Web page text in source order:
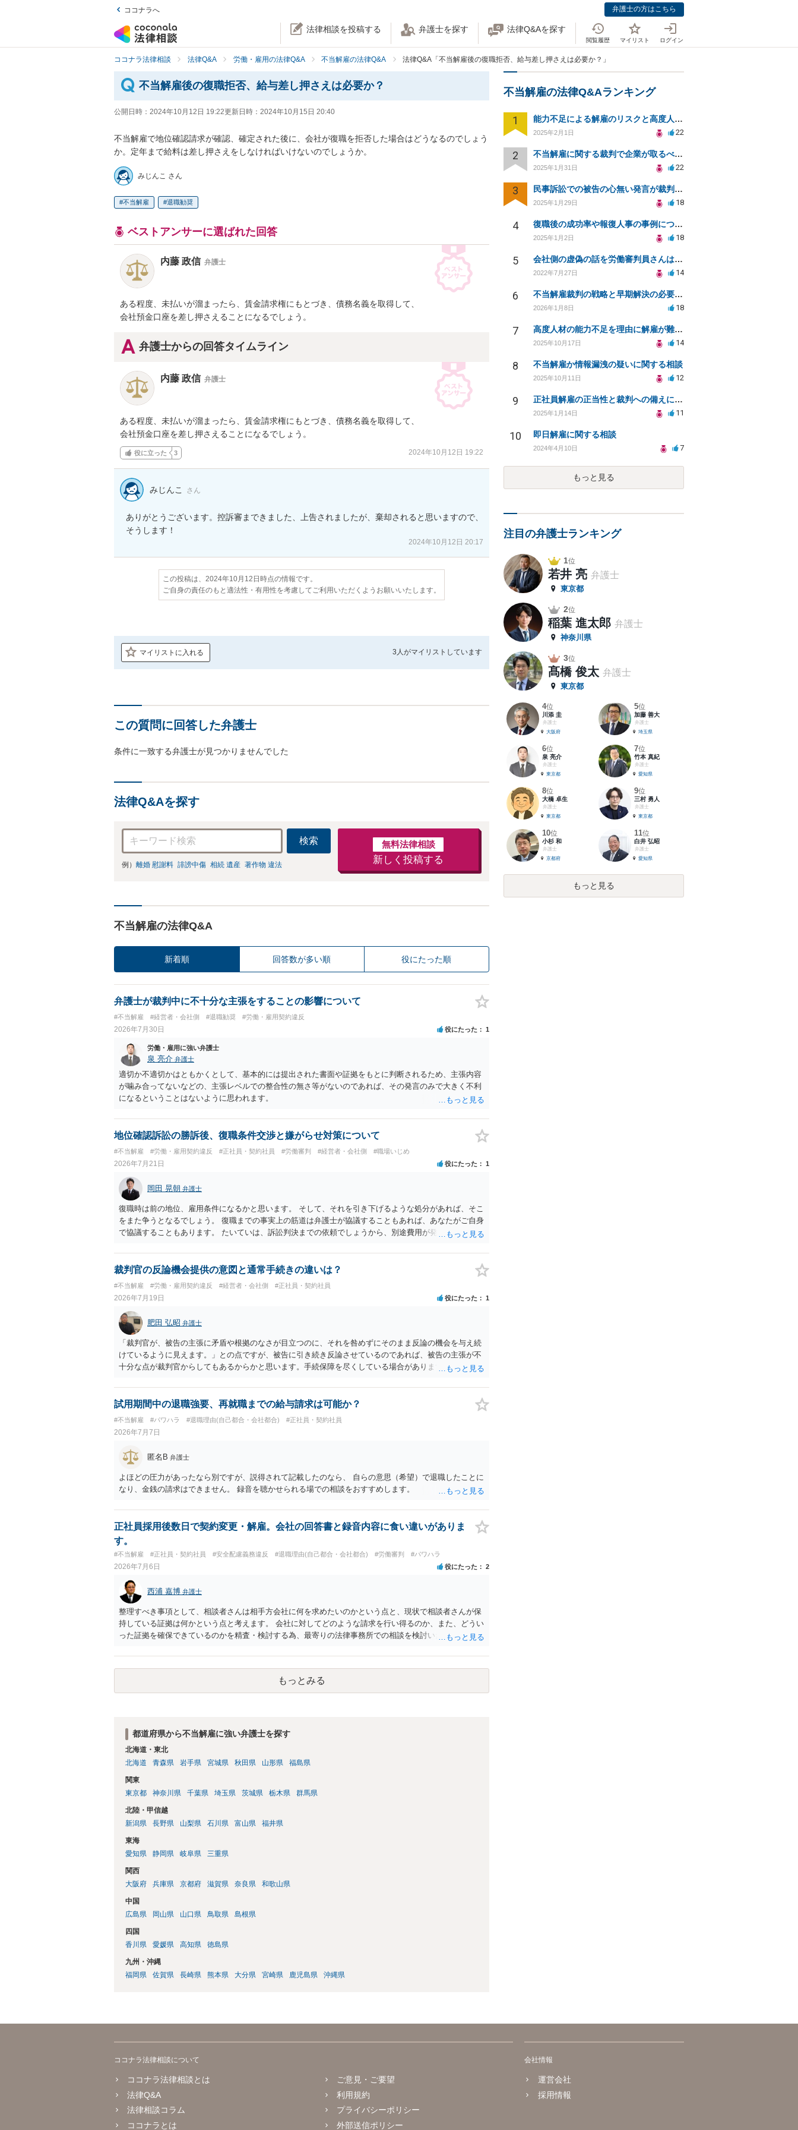
ココナラへ 弁護士の方はこちら
法律相談を投稿する 弁護士を探す 法律Q&Aを探す
閲覧履歴 マイリスト ログイン
ココナラ法律相談 法律Q&A 労働・雇用の法律Q&A 不当解雇の法律Q&A 法律Q&A「不当解雇後の復職拒否、給与差し押さえは必要か？」
不当解雇後の復職拒否、給与差し押さえは必要か？
公開日時： 2024年10月12日 19:22更新日時： 2024年10月15日 20:40
不当解雇で地位確認請求が確認、確定された後に、会社が復職を拒否した場合はどうなるのでしょう
か。定年まで給料は差し押さえをしなければいけないのでしょうか。
みじんこ さん
不当解雇 退職勧奨
ベストアンサーに選ばれた回答
内藤 政信 弁護士
ある程度、未払いが溜まったら、賃金請求権にもとづき、債務名義を取得して、
会社預金口座を差し押さえることになるでしょう。
弁護士からの回答タイムライン
内藤 政信 弁護士
ある程度、未払いが溜まったら、賃金請求権にもとづき、債務名義を取得して、
会社預金口座を差し押さえることになるでしょう。
役に立った 3 2024年10月12日 19:22
みじんこ さん
ありがとうございます。控訴審まできました、上告されましたが、棄却されると思いますので、
そうします！
2024年10月12日 20:17
この投稿は、2024年10月12日時点の情報です。
ご自身の責任のもと適法性・有用性を考慮してご利用いただくようお願いいたします。
マイリストに入れる 3人がマイリストしています
この質問に回答した弁護士
条件に一致する弁護士が見つかりませんでした
法律Q&Aを探す
検索
例） 離婚 慰謝料 誹謗中傷 相続 遺産 著作物 違法
無料法律相談
新しく投稿する
不当解雇の法律Q&A
新着順 回答数が多い順 役にたった順
弁護士が裁判中に不十分な主張をすることの影響について
#不当解雇 #経営者・会社側 #退職勧奨 #労働・雇用契約違反
2026年7月30日 役にたった 1
労働・雇用に強い弁護士
泉 亮介 弁護士
適切か不適切かはともかくとして、基本的には提出された書面や証拠をもとに判断されるため、主張内容
が噛み合ってないなどの、主張レベルでの整合性の無さ等がないのであれば、その発言のみで大きく不利
になるということはないように思われます。
地位確認訴訟の勝訴後、復職条件交渉と嫌がらせ対策について
#不当解雇 #労働・雇用契約違反 #正社員・契約社員 #労働審判 #経営者・会社側 #職場いじめ
2026年7月21日 役にたった 1
岡田 晃朝 弁護士
復職時は前の地位、雇用条件になるかと思います。 そして、それを引き下げるような処分があれば、そこ
をまた争うとなるでしょう。 復職までの事実上の筋道は弁護士が協議することもあれば、あなたがご自身
で協議することもあります。 たいていは、訴訟判決までの依頼でしょうから、別途費用が発生することも
裁判官の反論機会提供の意図と通常手続きの違いは？
#不当解雇 #労働・雇用契約違反 #経営者・会社側 #正社員・契約社員
2026年7月19日 役にたった 1
肥田 弘昭 弁護士
「裁判官が、被告の主張に矛盾や根拠のなさが目立つのに、それを咎めずにそのまま反論の機会を与え続
けているように見えます。」との点ですが、被告に引き続き反論させているのであれば、被告の主張が不
十分な点が裁判官からしてもあるからかと思います。手続保障を尽くしている場合があります。被告がこ
試用期間中の退職強要、再就職までの給与請求は可能か？
#不当解雇 #パワハラ #退職理由(自己都合・会社都合) #正社員・契約社員
2026年7月7日
匿名B 弁護士
よほどの圧力があったなら別ですが、説得されて記載したのなら、 自らの意思（希望）で退職したことに
なり、金銭の請求はできません。 録音を聴かせられる場での相談をおすすめします。
正社員採用後数日で契約変更・解雇。会社の回答書と録音内容に食い違いがありま
す。
#不当解雇 #正社員・契約社員 #安全配慮義務違反 #退職理由(自己都合・会社都合) #労働審判 #パワハラ
2026年7月6日 役にたった 2
西浦 嘉博 弁護士
整理すべき事項として、相談者さんは相手方会社に何を求めたいのかという点と、現状で相談者さんが保
持している証拠は何かという点と考えます。 会社に対してどのような請求を行い得るのか、また、どうい
った証拠を確保できているのかを精査・検討する為、最寄りの法律事務所での相談を検討いただければと
もっとみる
都道府県から不当解雇に強い弁護士を探す
北海道・東北
北海道
青森県 岩手県 宮城県 秋田県 山形県 福島県
関東
東京都
神奈川県 千葉県 埼玉県 茨城県 栃木県 群馬県
北陸・甲信越
新潟県
長野県 山梨県 石川県 富山県 福井県
東海
愛知県
静岡県 岐阜県 三重県
関西
大阪府
兵庫県 京都府 滋賀県 奈良県 和歌山県
中国
広島県
岡山県 山口県 鳥取県 島根県
四国
香川県
愛媛県 高知県 徳島県
九州・沖縄
福岡県
佐賀県 長崎県 熊本県 大分県 宮崎県 鹿児島県 沖縄県
不当解雇の法律Q&Aランキング
1 能力不足による解雇のリスクと高度人材採用の注意点とは？
2025年2月1日 22
2 不当解雇に関する裁判で企業が取るべき対応とは？
2025年1月31日 22
3 民事訴訟での被告の心無い発言が裁判に与える影響は？
2025年1月29日 18
4 復職後の成功率や報復人事の事例について教えてください
2025年1月2日 18
5 会社側の虚偽の話を労働審判員さんは鵜呑みにして騙されてしまいました。
2022年7月27日 14
6 不当解雇裁判の戦略と早期解決の必要性についての相談
2026年1月8日 18
7 高度人材の能力不足を理由に解雇が難しいのはなぜ？
2025年10月17日 14
8 不当解雇か情報漏洩の疑いに関する相談
2025年10月11日 12
9 正社員解雇の正当性と裁判への備えについての相談
2025年1月14日 11
10 即日解雇に関する相談
2024年4月10日 7
もっと見る
注目の弁護士ランキング
1位
若井 亮 弁護士
東京都
2位
稲葉 進太郎 弁護士
神奈川県
3位
髙橋 俊太 弁護士
東京都
4位
川添 圭
弁護士
大阪府
5位
加藤 善大
弁護士
埼玉県
6位
泉 亮介
弁護士
東京都
7位
竹本 真紀
弁護士
愛知県
8位
大橋 卓生
弁護士
東京都
9位
三村 勇人
弁護士
東京都
10位
小杉 和
弁護士
京都府
11位
白井 弘昭
弁護士
愛知県
もっと見る
ココナラ法律相談について
ココナラ法律相談とは
法律Q&A
法律相談コラム
ココナラとは
ご意見・ご要望
利用規約
プライバシーポリシー
外部送信ポリシー
会社情報
運営会社
採用情報